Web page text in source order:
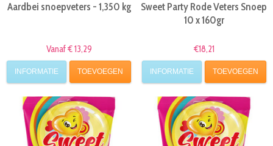
Aardbei snoepveters - 1,350 kg
Vanaf € 13,29
INFORMATIE TOEVOEGEN
Sweet Party Rode Veters Snoep
10 x 160gr
€18,21
INFORMATIE TOEVOEGEN